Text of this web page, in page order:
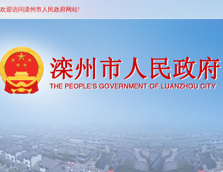
欢迎访问滦州市人民政府网站!